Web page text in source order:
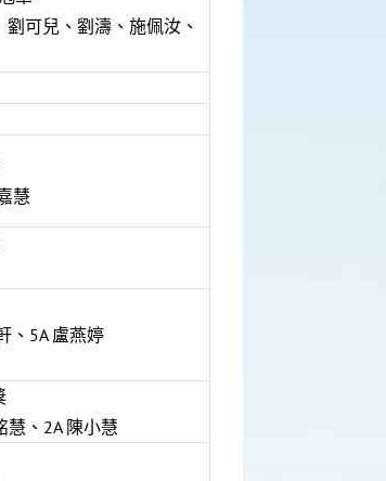
劉可兒、劉濤、施佩汝、
慧
、5A 盧燕婷
慧、2A 陳小慧